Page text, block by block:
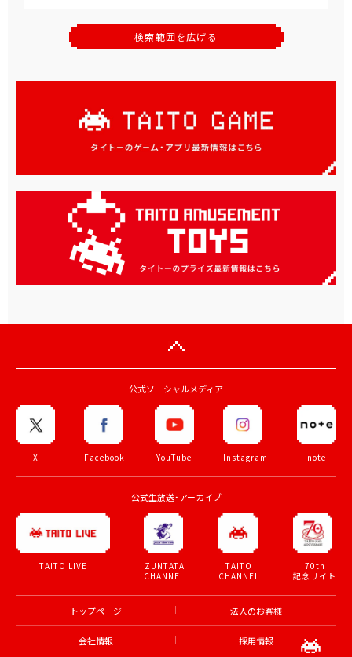
検索範囲を広げる
公式ソーシャルメディア
X Facebook YouTube Instagram note
公式生放送・アーカイブ
TAITO LIVE
ZUNTATA
CHANNEL
TAITO
CHANNEL
70th
記念サイト
トップページ 法人のお客様
会社情報 採用情報